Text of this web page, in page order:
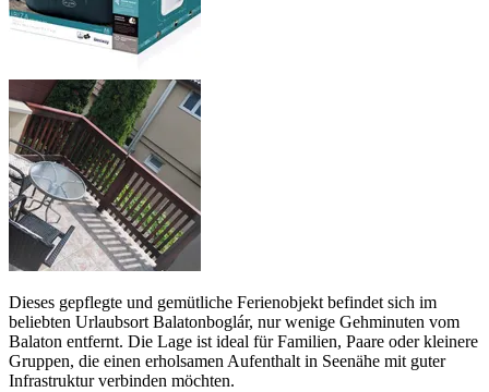
Dieses gepflegte und gemütliche Ferienobjekt befindet sich im
beliebten Urlaubsort Balatonboglár, nur wenige Gehminuten vom
Balaton entfernt. Die Lage ist ideal für Familien, Paare oder kleinere
Gruppen, die einen erholsamen Aufenthalt in Seenähe mit guter
Infrastruktur verbinden möchten.